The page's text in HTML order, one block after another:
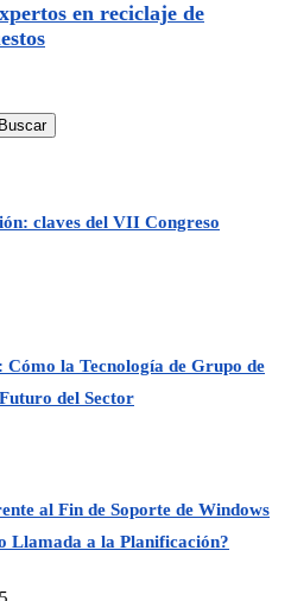
en reciclaje de
Buscar
claves del VII Congreso
la Tecnología de Grupo de
del Sector
al Fin de Soporte de Windows
Llamada a la Planificación?